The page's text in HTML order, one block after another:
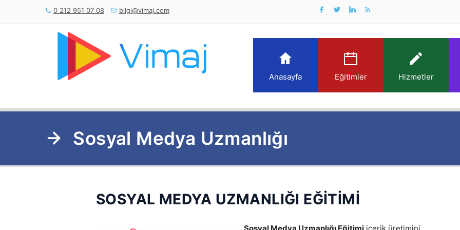
0 212 951 07 08 bilgi@vimaj.com
Anasayfa Eğitimler Hizmetler
Sosyal Medya Uzmanlığı
SOSYAL MEDYA UZMANLIĞI EĞİTİMİ